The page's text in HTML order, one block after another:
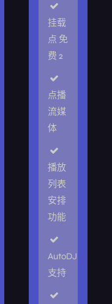
挂载
点 免
费 2
点播
流媒
体
播放
列表
安排
功能
AutoDJ
支持